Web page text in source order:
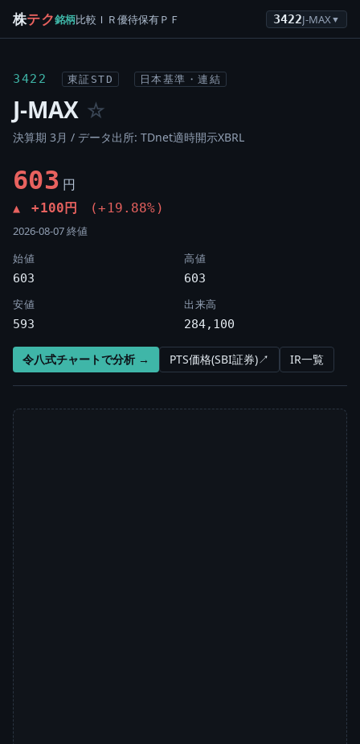
株テク銘柄比較 ＩＲ優待保有ＰＦ 3422J-MAX ▼
3422 東証STD 日本基準・連結
J-MAX ☆
決算期 3月 / データ出所: TDnet適時開示XBRL
603 円
▲ +100円 (+19.88%)
2026-08-07 終値
始値
603
高値
603
安値
593
出来高
284,100
令八式チャートで分析 → PTS価格(SBI証券)↗ IR一覧